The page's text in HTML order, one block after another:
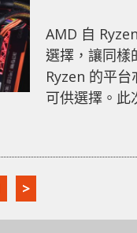
AMD 自
選擇，讓同樣
Ryzen 的平
可供選擇。此
卡則是使用
性能表現。 AMD Ryzen 7 1800X 搭配 AORUS AX370-
>